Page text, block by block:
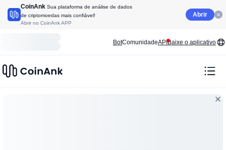
CoinAnk Sua plataforma de análise de dados
de criptomoedas mais confiável!
Abrir no CoinAnk APP
Abrir
BotComunidadeAPIBaixe o aplicativo